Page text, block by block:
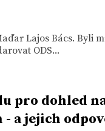
Lajos Bács. Byli
ODS...
pro dohled
a jejich